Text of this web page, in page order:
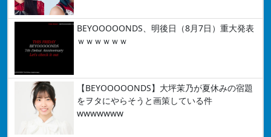
BEYOOOOONDS、明後日（8月7日）重大発表
ｗｗｗｗｗｗ
【BEYOOOOONDS】大坪茉乃が夏休みの宿題
をヲタにやらそうと画策している件
wwwwwww